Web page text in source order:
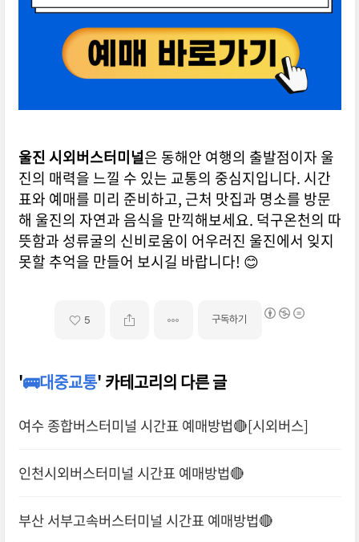
울진 시외버스터미널은 동해안 여행의 출발점이자 울
진의 매력을 느낄 수 있는 교통의 중심지입니다. 시간
표와 예매를 미리 준비하고, 근처 맛집과 명소를 방문
해 울진의 자연과 음식을 만끽해보세요. 덕구온천의 따
뜻함과 성류굴의 신비로움이 어우러진 울진에서 잊지
못할 추억을 만들어 보시길 바랍니다! 😊
5 구독하기
'🚌대중교통' 카테고리의 다른 글
여수 종합버스터미널 시간표 예매방법🔴[시외버스]
인천시외버스터미널 시간표 예매방법🔴
부산 서부고속버스터미널 시간표 예매방법🔴